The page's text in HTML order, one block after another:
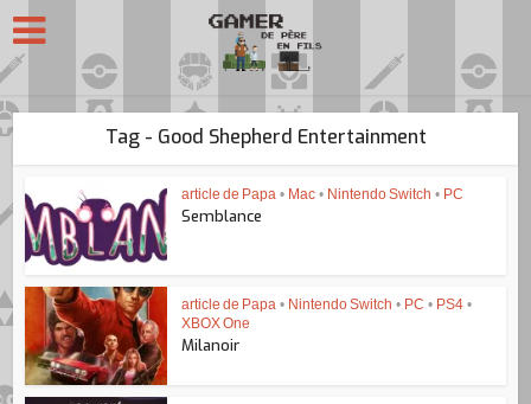
Tag - Good Shepherd Entertainment
article de Papa • Mac • Nintendo Switch • PC
Semblance
article de Papa • Nintendo Switch • PC • PS4 •
XBOX One
Milanoir